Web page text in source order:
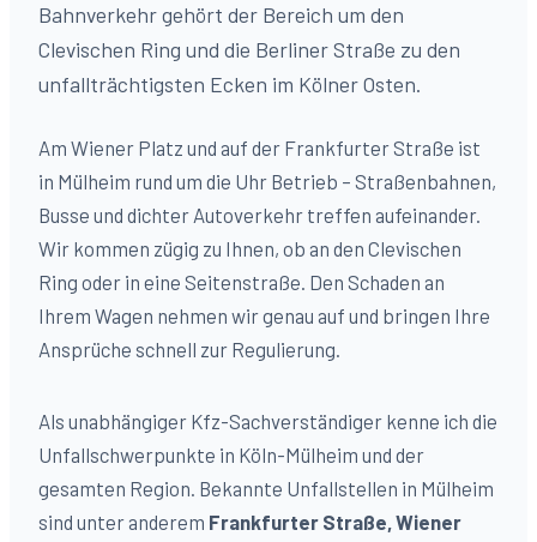
Bahnverkehr gehört der Bereich um den
Clevischen Ring und die Berliner Straße zu den
unfallträchtigsten Ecken im Kölner Osten.
Am Wiener Platz und auf der Frankfurter Straße ist
in Mülheim rund um die Uhr Betrieb – Straßenbahnen,
Busse und dichter Autoverkehr treffen aufeinander.
Wir kommen zügig zu Ihnen, ob an den Clevischen
Ring oder in eine Seitenstraße. Den Schaden an
Ihrem Wagen nehmen wir genau auf und bringen Ihre
Ansprüche schnell zur Regulierung.
Als unabhängiger Kfz-Sachverständiger kenne ich die
Unfallschwerpunkte in Köln-Mülheim und der
gesamten Region. Bekannte Unfallstellen in Mülheim
sind unter anderem Frankfurter Straße, Wiener